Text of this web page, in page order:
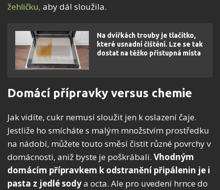
žehličku, aby dál sloužila.
Na dvířkách trouby je tlačítko,
které usnadní čištění. Lze se tak
dostat na těžko přístupná místa
Domácí přípravky versus chemie
Jak vidíte, cukr nemusí sloužit jen k oslazení čaje.
Jestliže ho smícháte s malým množstvím prostředku
na nádobí, můžete touto směsí čistit různé povrchy v
domácnosti, aniž byste je poškrábali. Vhodným
domácím přípravkem k odstranění připálenin je i
pasta z jedlé sodya octa. Ale pro uvedení hrnce do